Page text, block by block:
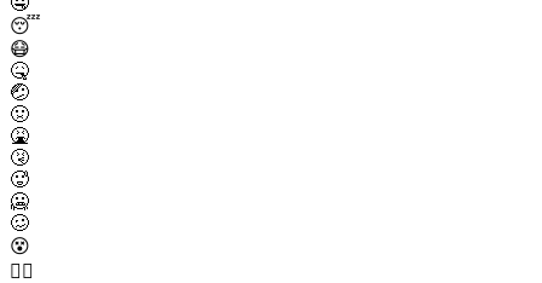
😴
😷
🤒
🤕
🤢
🤮
🤧
🥵
🥶
🥴
😵
😵‍💫